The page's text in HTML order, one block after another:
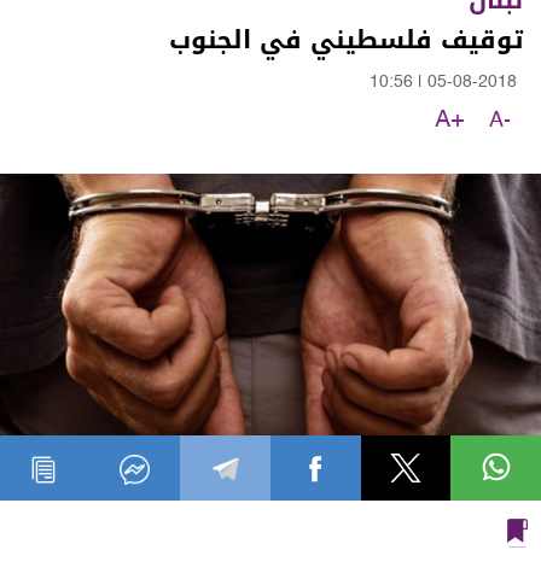
توقيف فلسطيني في الجنوب
05-08-2018
10:56
A-
A+